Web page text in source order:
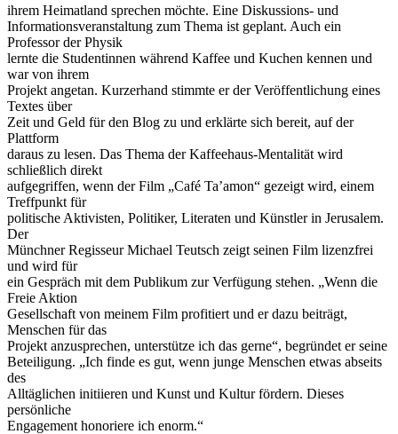
ihrem Heimatland sprechen möchte. Eine Diskussions- und
Informationsveranstaltung zum Thema ist geplant. Auch ein
Professor der Physik
lernte die Studentinnen während Kaffee und Kuchen kennen und
war von ihrem
Projekt angetan. Kurzerhand stimmte er der Veröffentlichung eines
Textes über
Zeit und Geld für den Blog zu und erklärte sich bereit, auf der
Plattform
daraus zu lesen. Das Thema der Kaffeehaus-Mentalität wird
schließlich direkt
aufgegriffen, wenn der Film „Café Ta’amon“ gezeigt wird, einem
Treffpunkt für
politische Aktivisten, Politiker, Literaten und Künstler in Jerusalem.
Der
Münchner Regisseur Michael Teutsch zeigt seinen Film lizenzfrei
und wird für
ein Gespräch mit dem Publikum zur Verfügung stehen. „Wenn die
Freie Aktion
Gesellschaft von meinem Film profitiert und er dazu beiträgt,
Menschen für das
Projekt anzusprechen, unterstütze ich das gerne“, begründet er seine
Beteiligung. „Ich finde es gut, wenn junge Menschen etwas abseits
des
Alltäglichen initiieren und Kunst und Kultur fördern. Dieses
persönliche
Engagement honoriere ich enorm.“